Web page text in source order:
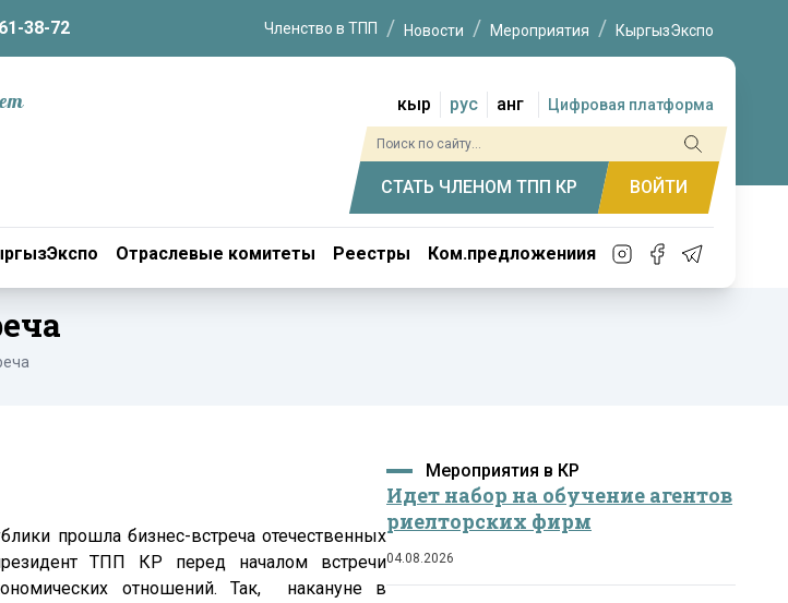
38-72 Членство в ТПП Новости Мероприятия КыргызЭкспо
кыр рус анг Цифровая платформа
СТАТЬ ЧЛЕНОМ ТПП КР ВОЙТИ
Отраслевые комитеты Реестры Ком.предложениия
прошла бизнес-встреча отечественных
ТПП КР перед началом встречи
отношений. Так, накануне в
Мероприятия в КР
Идет набор на обучение агентов
риелторских фирм
04.08.2026